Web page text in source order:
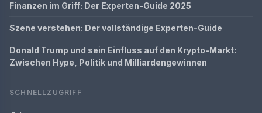
Finanzen im Griff: Der Experten-Guide 2025
Szene verstehen: Der vollständige Experten-Guide
Donald Trump und sein Einfluss auf den Krypto-Markt:
Zwischen Hype, Politik und Milliardengewinnen
SCHNELLZUGRIFF